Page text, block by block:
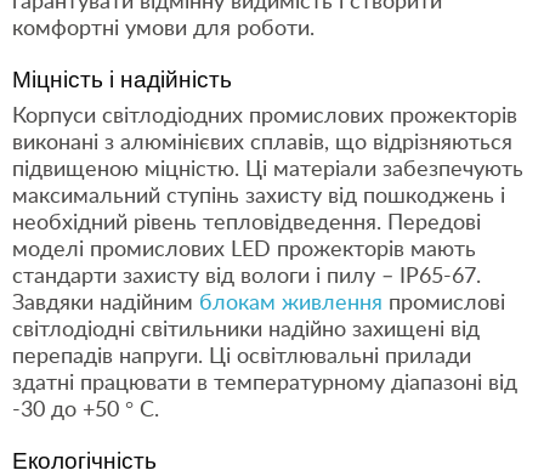
комфортні умови для роботи.
Міцність і надійність
Корпуси світлодіодних промислових прожекторів
виконані з алюмінієвих сплавів, що відрізняються
підвищеною міцністю. Ці матеріали забезпечують
максимальний ступінь захисту від пошкоджень і
необхідний рівень тепловідведення. Передові
моделі промислових LED прожекторів мають
стандарти захисту від вологи і пилу – IP65-67.
Завдяки надійним блокам живлення промислові
світлодіодні світильники надійно захищені від
перепадів напруги. Ці освітлювальні прилади
здатні працювати в температурному діапазоні від
-30 до +50 ° C.
Екологічність